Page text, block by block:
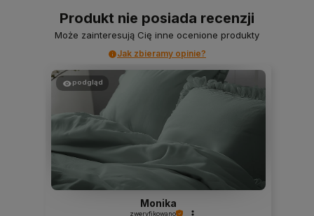
Produkt nie posiada recenzji
Może zainteresują Cię inne ocenione produkty
Jak zbieramy opinie?
podgląd
Monika
zweryfikowano